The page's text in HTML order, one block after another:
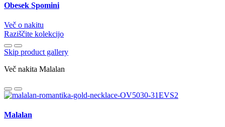
Obesek Spomini
Več o nakitu
Raziščite kolekcijo
Skip product gallery
Več nakita Malalan
Malalan